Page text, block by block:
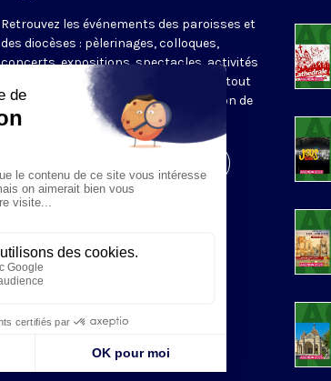
Retrouvez les événements des paroisses et
des diocèses : pèlerinages, colloques,
concerts, expositions, spectacles, activités
pour les enfants. Des rendez-vous partout
en France sélectionnés par la rédaction de
KTO.